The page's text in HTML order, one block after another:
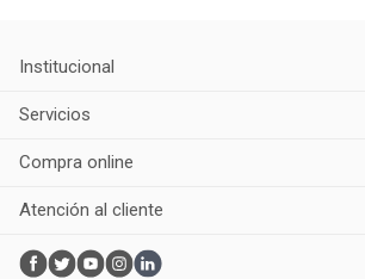
Institucional
Servicios
Compra online
Atención al cliente